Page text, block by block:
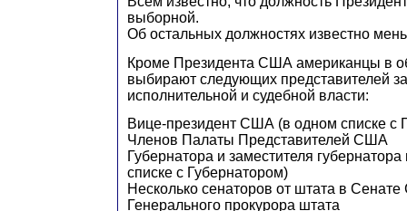
выборной.
Об остальных должностях известно
Кроме Президента США американцы в
выбирают следующих представителей
исполнительной и судебной власти:
Вице-президент США (в одном списке
Членов Палаты Представителей США
Губернатора и заместителя
списке с Губернатором)
Несколько сенаторов от штата в
Генерального прокурора штата